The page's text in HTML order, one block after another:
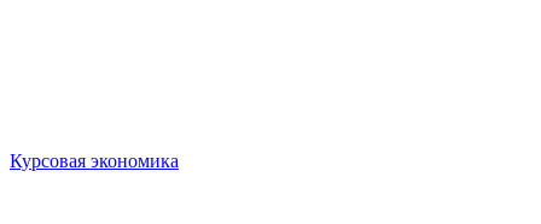
Курсовая экономика